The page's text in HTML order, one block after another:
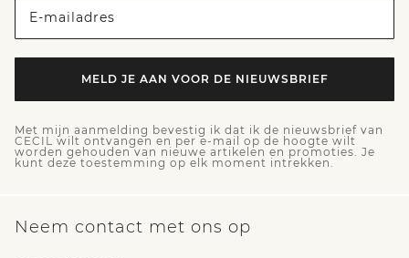
E-mailadres
MELD JE AAN VOOR DE NIEUWSBRIEF
Met mijn aanmelding bevestig ik dat ik de nieuwsbrief van
CECIL wilt ontvangen en per e-mail op de hoogte wilt
worden gehouden van nieuwe artikelen en promoties. Je
kunt deze toestemming op elk moment intrekken.
Neem contact met ons op